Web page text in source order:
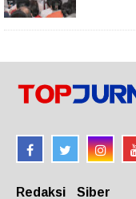
Redaksi Siber